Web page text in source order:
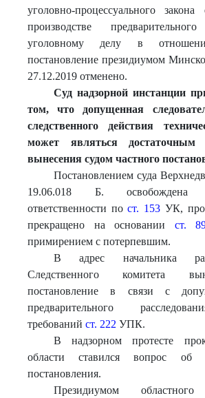
уголовно-процессуального
производстве
уголовному делу в
постановление президиумом
27.12.2019 отменено.
Суд надзорной инстанции
том, что допущенная
следственного действия
может являться достаточным
вынесения судом частного
Постановлением суда
19.06.018 Б. освобождена
ответственности пост. 153 УК,
прекращено на основании ст.
примирением с потерпевшим.
В адрес начальника
Следственного комитета
постановление в связи с
предварительного
требований ст. 222 УПК.
В надзорном протесте
области ставился вопрос об
постановления.
Президиумом